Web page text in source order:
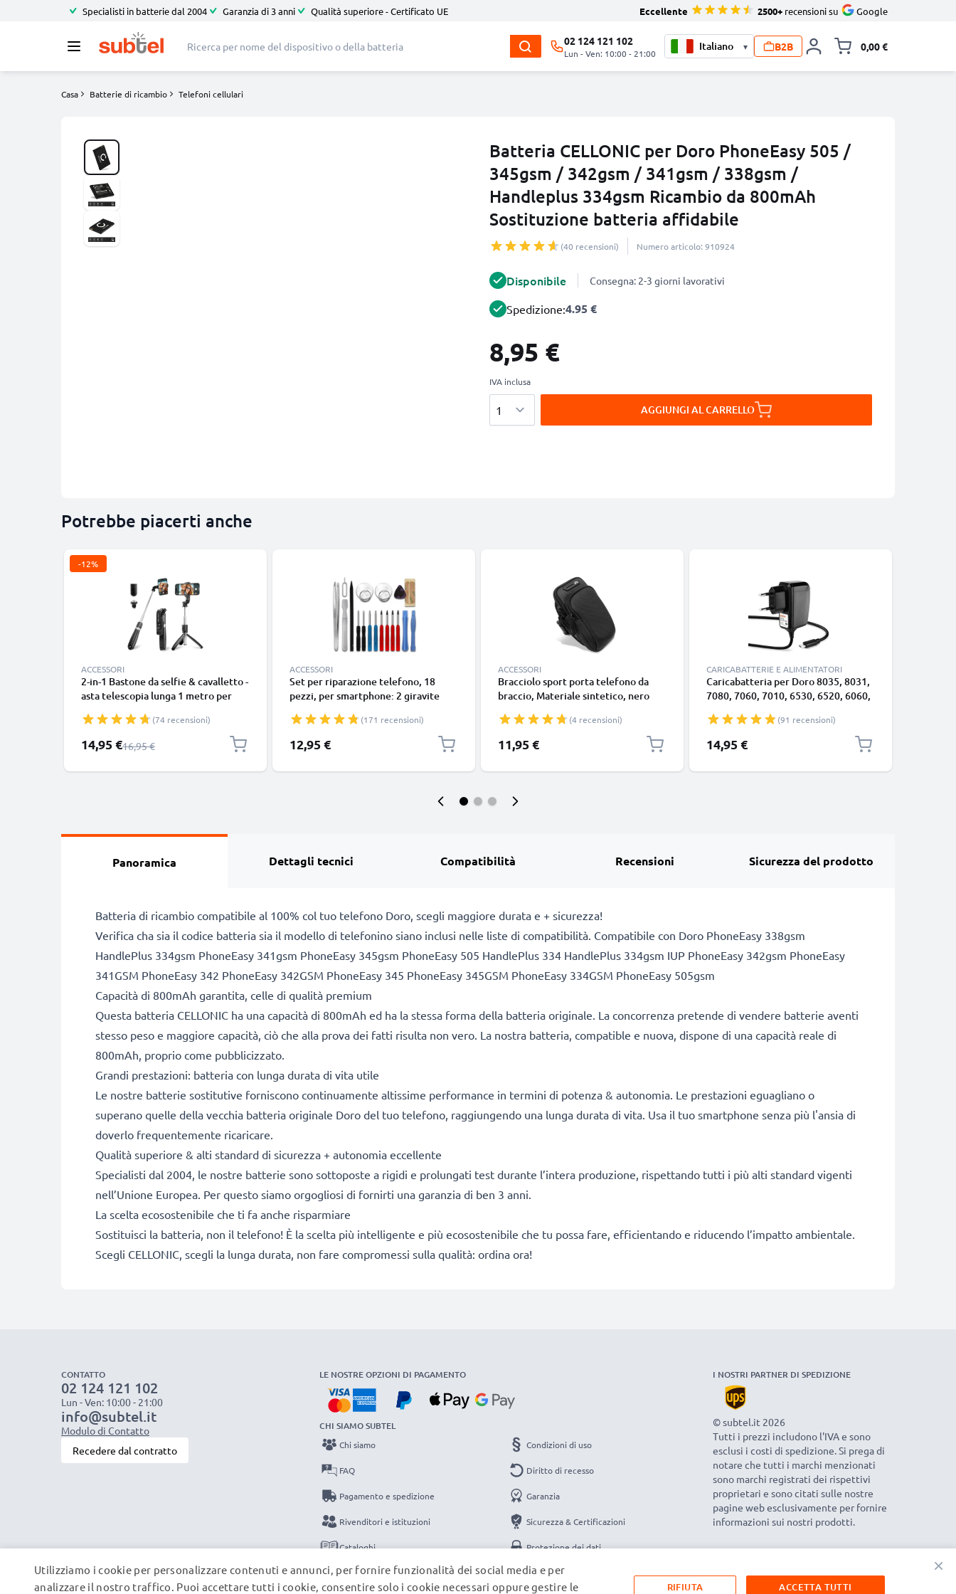
Specialisti in batterie dal 2004 Garanzia di 3 anni Qualità superiore - Certificato UE Eccellente 2500+ recensioni su Google
02 124 121 102
Lun - Ven: 10:00 - 21:00
▾ B2B 0,00 €
Casa Batterie di ricambio Telefoni cellulari
Batteria CELLONIC per Doro PhoneEasy 505 /
345gsm / 342gsm / 341gsm / 338gsm /
Handleplus 334gsm Ricambio da 800mAh
Sostituzione batteria affidabile
(40 recensioni) Numero articolo: 910924
Disponibile Consegna: 2-3 giorni lavorativi
Spedizione:4.95 €
8,95 €
IVA inclusa
AGGIUNGI AL CARRELLO
Potrebbe piacerti anche
-12%
ACCESSORI
2-in-1 Bastone da selfie & cavalletto -
asta telescopia lunga 1 metro per
con telecomando bluetooth per
cellulari smartphone e fotocamere -
Compatibile con iPhone Gopro
(74 recensioni)
Prezzo speciale
14,95 €Prezzo normale
16,95 €
ACCESSORI
Set per riparazione telefono, 18
pezzi, per smartphone: 2 giravite
pinzette, levetta e tanto altro ancora
| kit per smontare smartphone
(171 recensioni)
12,95 €
ACCESSORI
Bracciolo sport porta telefono da
braccio, Materiale sintetico, nero
sport all’aperto, bracciale
compatibile con braccio di uomo o
donna, idrorepellente
(4 recensioni)
11,95 €
CARICABATTERIE E ALIMENTATORI
Caricabatteria per Doro 8035, 8031,
7080, 7060, 7010, 6530, 6520, 6060,
5W 1A / 1000mA Caricatore 1.1m
con spina europea
(91 recensioni)
14,95 €
Panoramica Dettagli tecnici Compatibilità Recensioni Sicurezza del prodotto
Batteria di ricambio compatibile al 100% col tuo telefono Doro, scegli maggiore durata e + sicurezza!
Verifica cha sia il codice batteria sia il modello di telefonino siano inclusi nelle liste di compatibilità. Compatibile con Doro PhoneEasy 338gsm
HandlePlus 334gsm PhoneEasy 341gsm PhoneEasy 345gsm PhoneEasy 505 HandlePlus 334 HandlePlus 334gsm IUP PhoneEasy 342gsm PhoneEasy
341GSM PhoneEasy 342 PhoneEasy 342GSM PhoneEasy 345 PhoneEasy 345GSM PhoneEasy 334GSM PhoneEasy 505gsm
Capacità di 800mAh garantita, celle di qualità premium
Questa batteria CELLONIC ha una capacità di 800mAh ed ha la stessa forma della batteria originale. La concorrenza pretende di vendere batterie aventi
stesso peso e maggiore capacità, ciò che alla prova dei fatti risulta non vero. La nostra batteria, compatible e nuova, dispone di una capacità reale di
800mAh, proprio come pubblicizzato.
Grandi prestazioni: batteria con lunga durata di vita utile
Le nostre batterie sostitutive forniscono continuamente altissime performance in termini di potenza & autonomia. Le prestazioni eguagliano o
superano quelle della vecchia batteria originale Doro del tuo telefono, raggiungendo una lunga durata di vita. Usa il tuo smartphone senza più l'ansia di
doverlo frequentemente ricaricare.
Qualità superiore & alti standard di sicurezza + autonomia eccellente
Specialisti dal 2004, le nostre batterie sono sottoposte a rigidi e prolungati test durante l’intera produzione, rispettando tutti i più alti standard vigenti
nell’Unione Europea. Per questo siamo orgogliosi di fornirti una garanzia di ben 3 anni.
La scelta ecosostenibile che ti fa anche risparmiare
Sostituisci la batteria, non il telefono! È la scelta più intelligente e più ecosostenibile che tu possa fare, efficientando e riducendo l’impatto ambientale.
Scegli CELLONIC, scegli la lunga durata, non fare compromessi sulla qualità: ordina ora!
CONTATTO
02 124 121 102
Lun - Ven: 10:00 - 21:00
info@subtel.it
Modulo di Contatto
Recedere dal contratto
LE NOSTRE OPZIONI DI PAGAMENTO
CHI SIAMO SUBTEL
Chi siamo
FAQ
Pagamento e spedizione
Rivenditori e istituzioni
Cataloghi
Contatti
Condizioni di uso
Diritto di recesso
Garanzia
Sicurezza & Certificazioni
Protezione dei dati
Note legali
I NOSTRI PARTNER DI SPEDIZIONE
© subtel.it 2026
Tutti i prezzi includono l'IVA e sono
esclusi i costi di spedizione. Si prega di
notare che tutti i marchi menzionati
sono marchi registrati dei rispettivi
proprietari e sono citati sulle nostre
pagine web esclusivamente per fornire
informazioni sui nostri prodotti.
×
Utilizziamo i cookie per personalizzare contenuti e annunci, per fornire funzionalità dei social media e per
analizzare il nostro traffico. Puoi accettare tutti i cookie, consentire solo i cookie necessari oppure gestire le
ACCETTA TUTTI
RIFIUTA